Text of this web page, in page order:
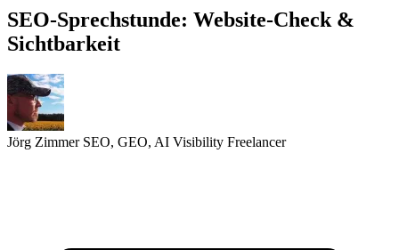
SEO-Sprechstunde: Website-Check &
Sichtbarkeit
Jörg Zimmer SEO, GEO, AI Visibility Freelancer